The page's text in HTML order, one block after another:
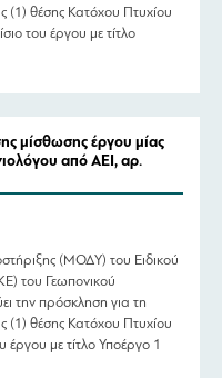
(1) θέσης Κατόχου Πτυχίου
του έργου με τίτλο
τον Καθ. […]
μίσθωσης έργου μίας
από ΑΕΙ, αρ.
(ΜΟΔΥ) του Ειδικού
του Γεωπονικού
την πρόσκληση για τη
(1) θέσης Κατόχου Πτυχίου
έργου με τίτλο Υποέργο 1